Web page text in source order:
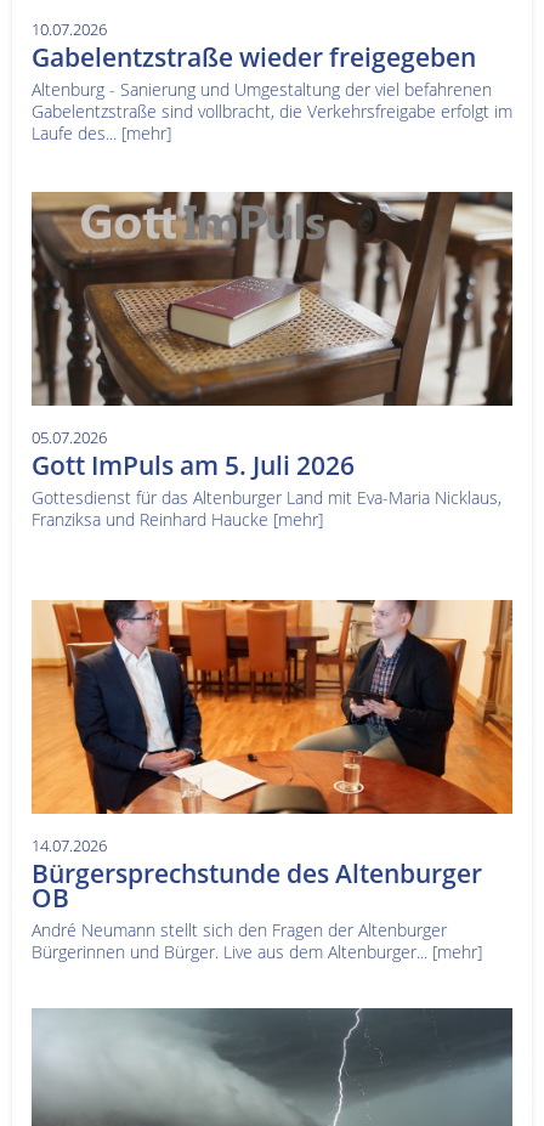
10.07.2026
Gabelentzstraße wieder freigegeben
Altenburg - Sanierung und Umgestaltung der viel befahrenen
Gabelentzstraße sind vollbracht, die Verkehrsfreigabe erfolgt im
Laufe des... [mehr]
05.07.2026
Gott ImPuls am 5. Juli 2026
Gottesdienst für das Altenburger Land mit Eva-Maria Nicklaus,
Franziksa und Reinhard Haucke [mehr]
14.07.2026
Bürgersprechstunde des Altenburger
OB
André Neumann stellt sich den Fragen der Altenburger
Bürgerinnen und Bürger. Live aus dem Altenburger... [mehr]